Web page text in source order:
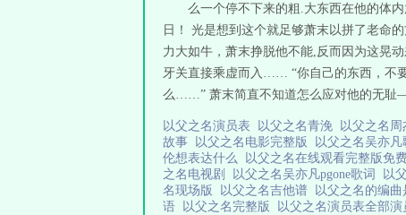
么一个停不下来的粗.大东西在他的体
日！ 光是想到这个就足够萧末以拼了老命
力大如牛，萧末挣脱他不能,反而因为这晃
牙关直接乘虚而入…… “你自己的东西，不
么……” 萧末简直不知道怎么应对他的无耻
以父之名演员表 以父之名青浼 以父之名
故事
以父之名电影完整版 以父之名吴亦凡
伦想表达什么
以父之名在线观看完整版免
之名电视剧
以父之名吴亦凡pgone歌词 以
名现场版
以父之名吉他谱 以父之名的编曲
语
以父之名完整版 以父之名演员表全部演